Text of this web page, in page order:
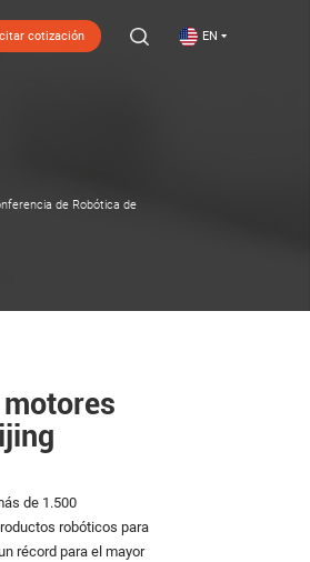
EN
cotización
de Robótica de
de 1.500
robóticos para
récord para el mayor